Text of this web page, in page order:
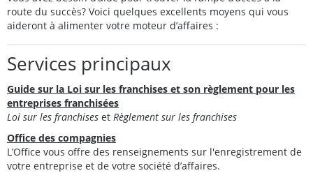
route du succès? Voici quelques excellents moyens qui vous
aideront à alimenter votre moteur d’affaires :
Services principaux
Guide sur la Loi sur les franchises et son règlement pour les
entreprises franchisées
Loi sur les franchises et Règlement sur les franchises
Office des compagnies
L’Office vous offre des renseignements sur l'enregistrement de
votre entreprise et de votre société d’affaires.